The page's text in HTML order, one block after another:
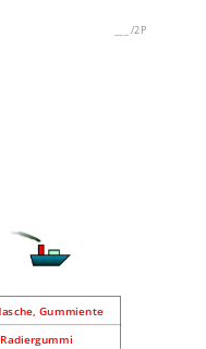
/2P
Gummiente